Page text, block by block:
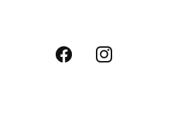
FacebookInstagram